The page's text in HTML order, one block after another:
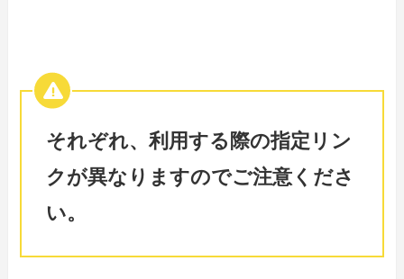
それぞれ、利用する際の指定リン
クが異なりますのでご注意くださ
い。